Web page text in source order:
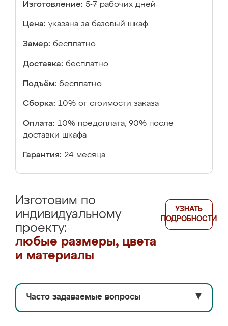
Изготовление: 5-7 рабочих дней
Цена: указана за базовый шкаф
Замер: бесплатно
Доставка: бесплатно
Подъём: бесплатно
Сборка: 10% от стоимости заказа
Оплата: 10% предоплата, 90% после
доставки шкафа
Гарантия: 24 месяца
Изготовим по
индивидуальному
проекту:
любые размеры, цвета
и материалы
УЗНАТЬ
ПОДРОБНОСТИ
Часто задаваемые вопросы ▼